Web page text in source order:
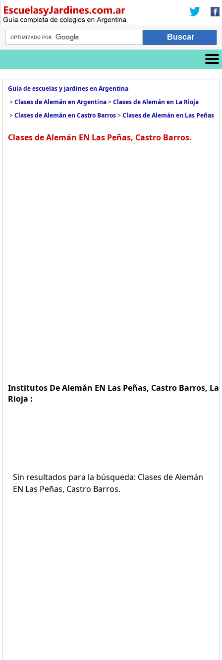
Guía de escuelas y jardines en Argentina
>Clases de Alemán en Argentina>Clases de Alemán en La Rioja
>Clases de Alemán en Castro Barros>Clases de Alemán en Las Peñas
Clases de Alemán EN Las Peñas, Castro Barros.
Institutos De Alemán EN Las Peñas, Castro Barros, La
Rioja :
Sin resultados para la búsqueda: Clases de Alemán
EN Las Peñas, Castro Barros.